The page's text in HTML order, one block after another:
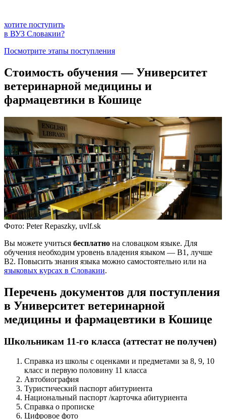
хотите поступить
в ВУЗ Словакии?
Посмотрите этапы поступления
Стоимость обучения — Университет
ветеринарной медицины и
фармацевтики в Кошице
Фото: Peter Repaszky, uvlf.sk
Вы можете учиться бесплатно на словацком языке. Для
обучения необходим уровень владения языком — В1, лучше
В2. Повысить знания языка можно самостоятельно или на
языковых курсах в Словакии.
Перечень документов для поступления
в Университет ветеринарной
медицины и фармацевтики в Кошице
Школьникам 11-го класса (аттестат не получен)
Справка из школы с оценками и предметами за 8, 9, 10
класс и первую половину 11 класса
Автобиография
Туристический паспорт абитуриента
Национальный паспорт /карточка абитуриента
Справка о прописке
Цифровое фото